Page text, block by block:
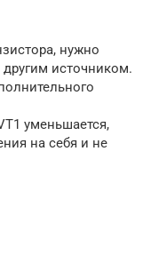
нужно
источником.
уменьшается,
на себя и не